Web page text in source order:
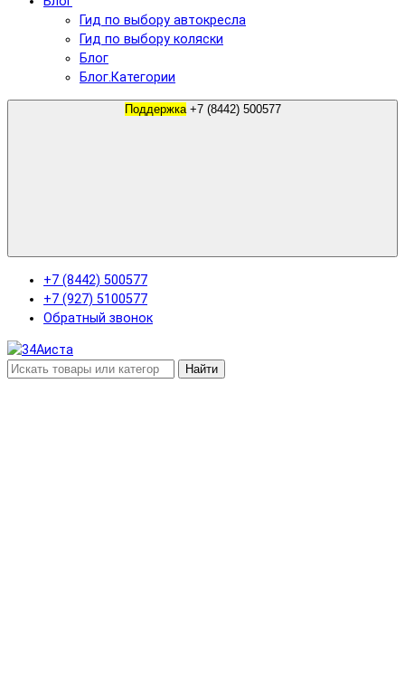
Гид по выбору автокресла
Гид по выбору коляски
Блог
Блог.Категории
Поддержка +7 (8442) 500577
+7 (8442) 500577
+7 (927) 5100577
Обратный звонок
Найти